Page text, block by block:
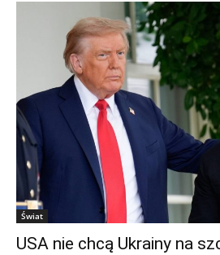
Świat
USA nie chcą Ukrainy na